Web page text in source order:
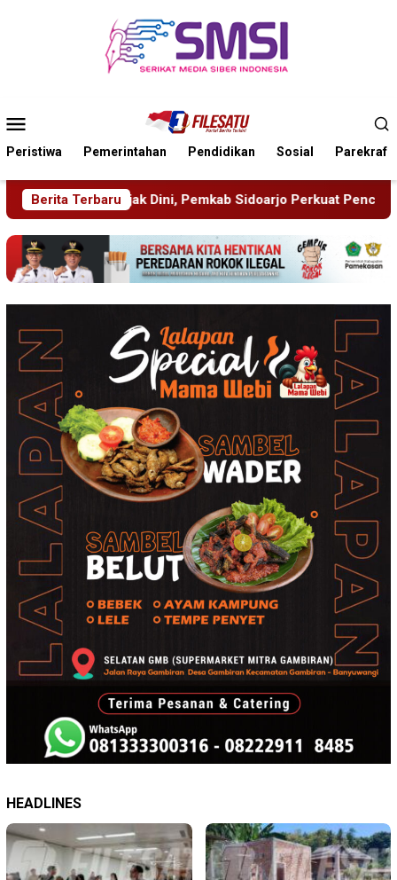
Mobile
Peristiwa Pemerintahan Pendidikan Sosial Parekraf
Berita Terbaru
Sidoarjo Perkuat Pencegahan HIV di Kalangan Remaja
HEADLINES